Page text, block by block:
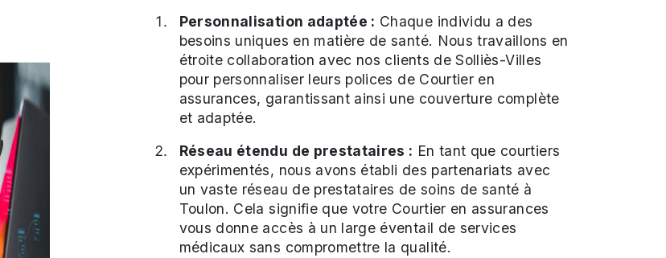
Personnalisation adaptée : Chaque individu a des
besoins uniques en matière de santé. Nous travaillons en
étroite collaboration avec nos clients de Solliès-Villes
pour personnaliser leurs polices de Courtier en
assurances, garantissant ainsi une couverture complète
et adaptée.
Réseau étendu de prestataires : En tant que courtiers
expérimentés, nous avons établi des partenariats avec
un vaste réseau de prestataires de soins de santé à
Toulon. Cela signifie que votre Courtier en assurances
vous donne accès à un large éventail de services
médicaux sans compromettre la qualité.